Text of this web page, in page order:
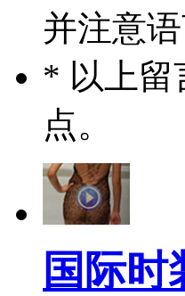
并注意语
* 以上留
点。
国际时